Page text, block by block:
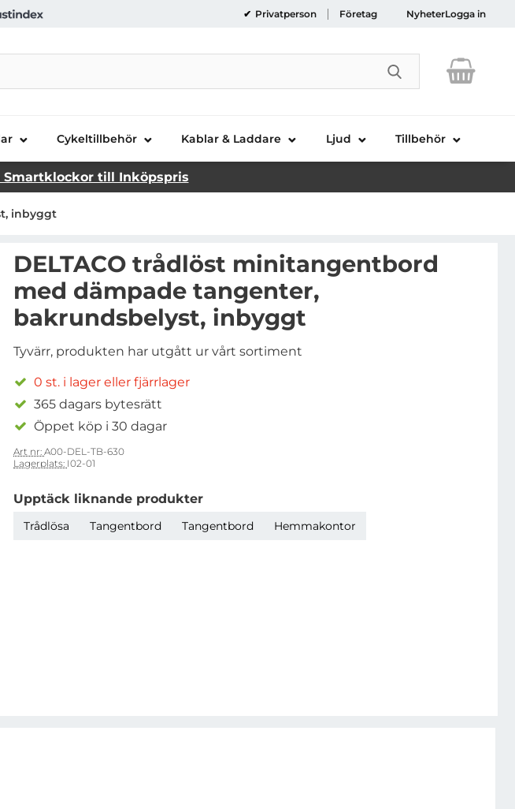
Privatperson Företag NyheterLogga in
Genomför
Cykeltillbehör Kablar & Laddare Ljud Tillbehör
Smartklockor till Inköpspris
inbyggt
DELTACO trådlöst minitangentbord
med dämpade tangenter,
bakrundsbelyst, inbyggt
Tyvärr, produkten har utgått ur vårt sortiment
0 st. i lager eller fjärrlager
365 dagars bytesrätt
Öppet köp i 30 dagar
Art nr: A00-DEL-TB-630
Lagerplats: I02-01
Upptäck liknande produkter
Trådlösa Tangentbord Tangentbord Hemmakontor